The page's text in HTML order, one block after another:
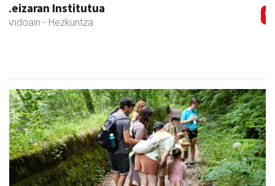
Ormazabal garraioak
Asteasu - Garraioak